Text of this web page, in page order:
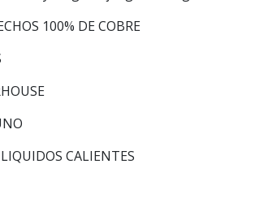
100% DE COBRE
CALIENTES